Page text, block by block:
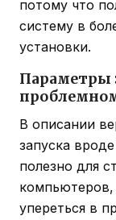
потому что
систему в
установки.
Параметры
В описании
запуска вроде
полезно для
компьютеров,
упереться в